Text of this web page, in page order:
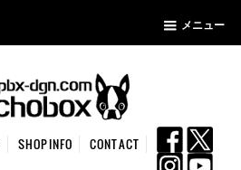
メニュー
SHOPINFO CONTACT